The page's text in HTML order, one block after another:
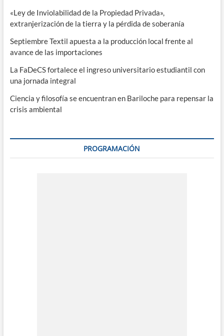
«Ley de Inviolabilidad de la Propiedad Privada»,
extranjerización de la tierra y la pérdida de soberanía
Septiembre Textil apuesta a la producción local frente al
avance de las importaciones
La FaDeCS fortalece el ingreso universitario estudiantil con
una jornada integral
Ciencia y filosofía se encuentran en Bariloche para repensar la
crisis ambiental
PROGRAMACIÓN